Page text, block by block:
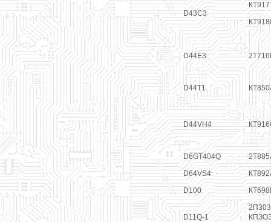
D43C3
D44E3
D44T1
D44VH4
D6GT404Q
D64VS4
D100
D11Q-1